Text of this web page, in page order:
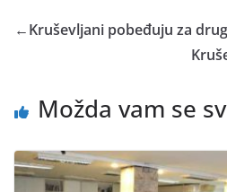
←Kruševljani pobeđuju za
Možda vam se